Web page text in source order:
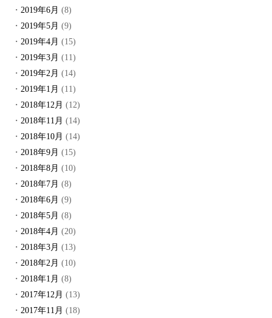
2019年6月 (8)
2019年5月 (9)
2019年4月 (15)
2019年3月 (11)
2019年2月 (14)
2019年1月 (11)
2018年12月 (12)
2018年11月 (14)
2018年10月 (14)
2018年9月 (15)
2018年8月 (10)
2018年7月 (8)
2018年6月 (9)
2018年5月 (8)
2018年4月 (20)
2018年3月 (13)
2018年2月 (10)
2018年1月 (8)
2017年12月 (13)
2017年11月 (18)